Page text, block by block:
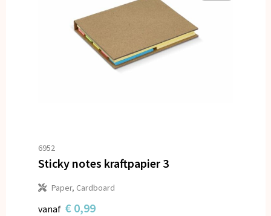
6952
Sticky notes kraftpapier 3
Paper, Cardboard
vanaf € 0,99